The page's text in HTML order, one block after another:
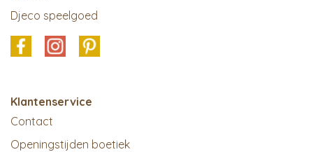
Djeco speelgoed
Klantenservice
Contact
Openingstijden boetiek